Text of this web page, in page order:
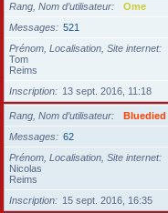
Rang, Nom d’utilisateur
Ome
Messages
521
Prénom, Localisation, Site internet
Tom
Reims
Inscription
13 sept. 2016, 11:18
Rang, Nom d’utilisateur
Bluedied
Messages
62
Prénom, Localisation, Site internet
Nicolas
Reims
Inscription
15 sept. 2016, 16:35